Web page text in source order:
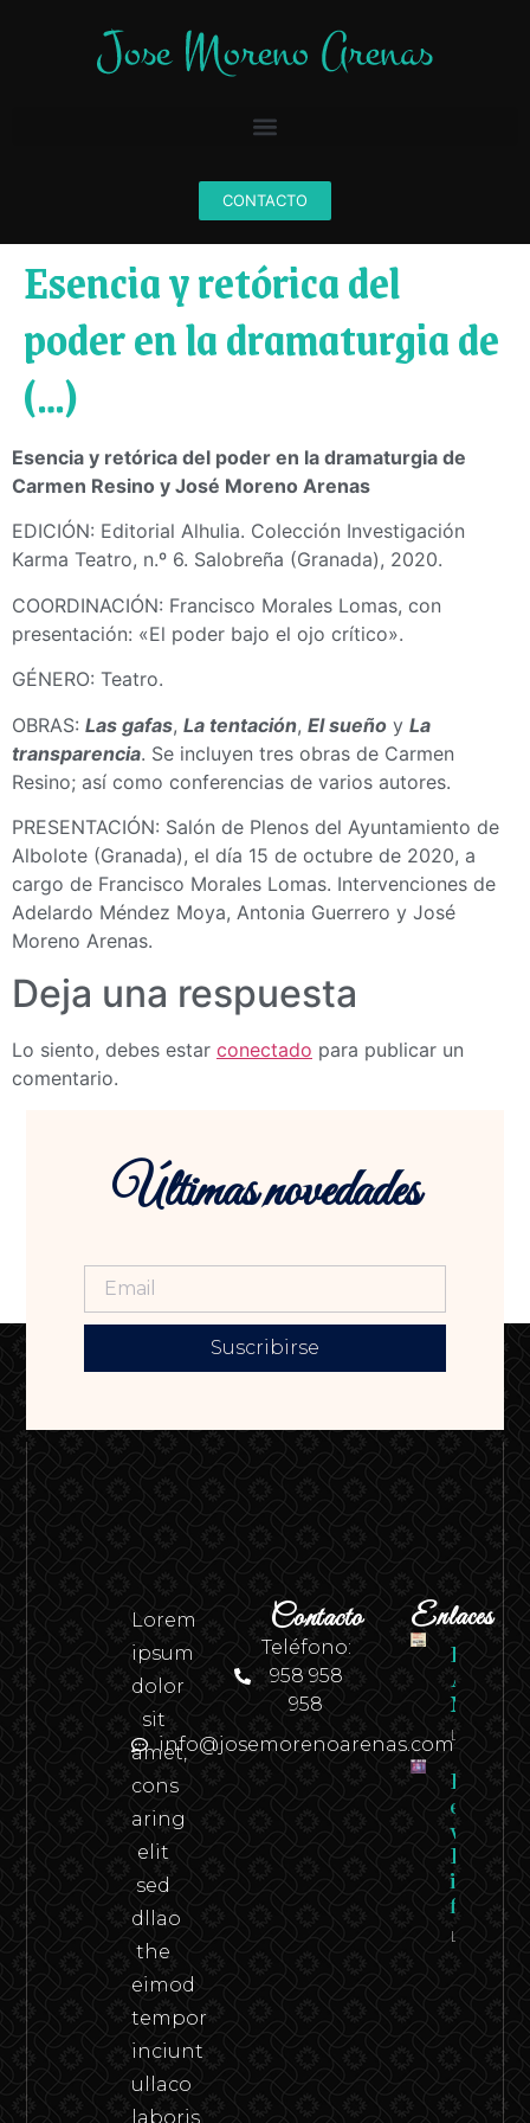
CONTACTO
Esencia y retórica del
poder en la dramaturgia de
(…)
Esencia y retórica del poder en la dramaturgia de
Carmen Resino y José Moreno Arenas
EDICIÓN: Editorial Alhulia. Colección Investigación
Karma Teatro, n.º 6. Salobreña (Granada), 2020.
COORDINACIÓN: Francisco Morales Lomas, con
presentación: «El poder bajo el ojo crítico».
GÉNERO: Teatro.
OBRAS: Las gafas, La tentación, El sueño y La
transparencia. Se incluyen tres obras de Carmen
Resino; así como conferencias de varios autores.
PRESENTACIÓN: Salón de Plenos del Ayuntamiento de
Albolote (Granada), el día 15 de octubre de 2020, a
cargo de Francisco Morales Lomas. Intervenciones de
Adelardo Méndez Moya, Antonia Guerrero y José
Moreno Arenas.
Deja una respuesta
Lo siento, debes estar conectado para publicar un
comentario.
Últimas novedades
Suscribirse
Lorem
ipsum
dolor
sit
amet,
cons
aring
elit
sed
dllao
the
eimod
tempor
inciunt
ullaco
laboris
Contacto
Teléfono:
958 958
958
info@josemorenoarenas.com
Enlaces
Revista
N.º 2
Leer
en
viva –
in the
flesh
Leer